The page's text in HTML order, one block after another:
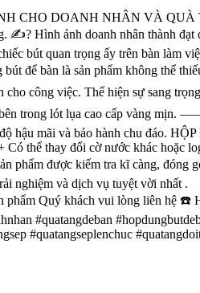
CHO DOANH NHÂN VÀ QUÀ
✍? Hình ảnh doanh nhân thành
bút quan trọng ấy trên bàn làm
để bàn là sản phẩm không thể
cho công việc. Thể hiện sự sang
bên trong lót lụa cao cấp vàng
hậu mãi và bảo hành chu đáo.
Có thể thay đổi cờ nước khác
phẩm được kiểm tra kĩ càng,
nghiệm và dịch vụ tuyệt vời nhất .
khách vui lòng liên hệ ☎️
#quatangdeban
#quatangseplenchuc